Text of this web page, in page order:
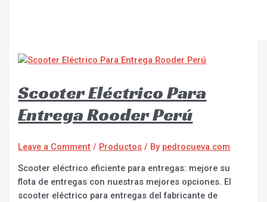
Scooter Eléctrico Para
Entrega Rooder Perú
Leave a Comment / Productos / By pedrocueva.com
Scooter eléctrico eficiente para entregas: mejore su
flota de entregas con nuestras mejores opciones. El
scooter eléctrico para entregas del fabricante de